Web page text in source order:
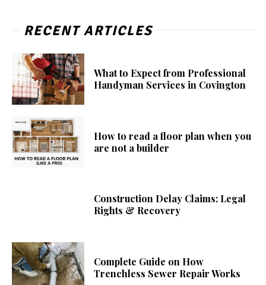
RECENT ARTICLES
What to Expect from Professional
Handyman Services in Covington
How to read a floor plan when you
are not a builder
Construction Delay Claims: Legal
Rights & Recovery
Complete Guide on How
Trenchless Sewer Repair Works